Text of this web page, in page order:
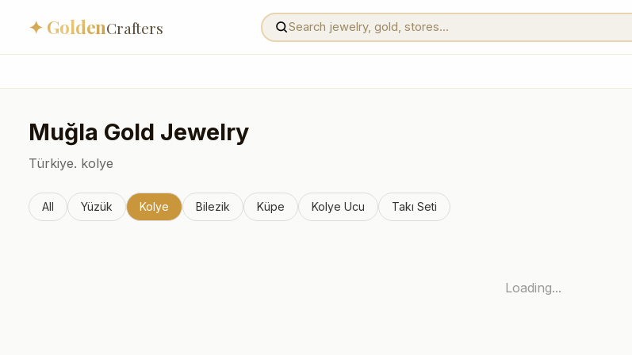
✦ GoldenCrafters
Muğla Gold Jewelry
Türkiye. kolye
All Yüzük Kolye Bilezik Küpe Kolye Ucu Takı Seti
Loading...